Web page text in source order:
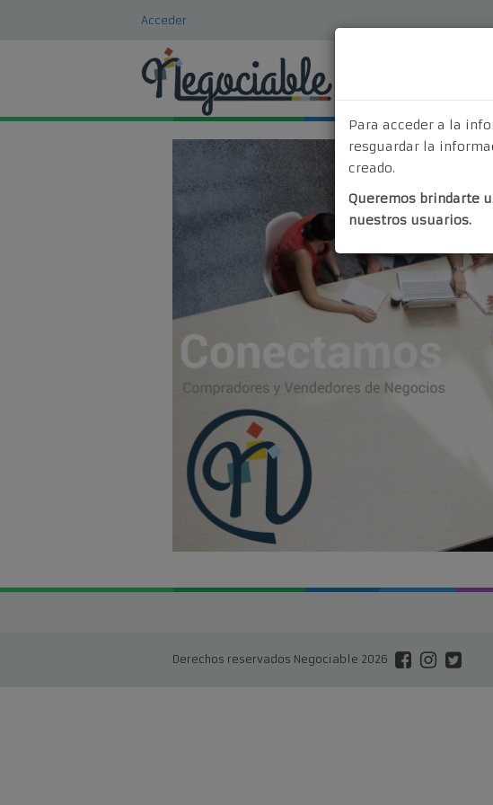
Acceder
Para acceder a la
resguardar la
creado.
Queremos brindarte
nuestros usuarios.
Derechos reservados Negociable 2026